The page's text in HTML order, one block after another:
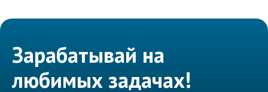
Зарабатывай на
любимых задачах!